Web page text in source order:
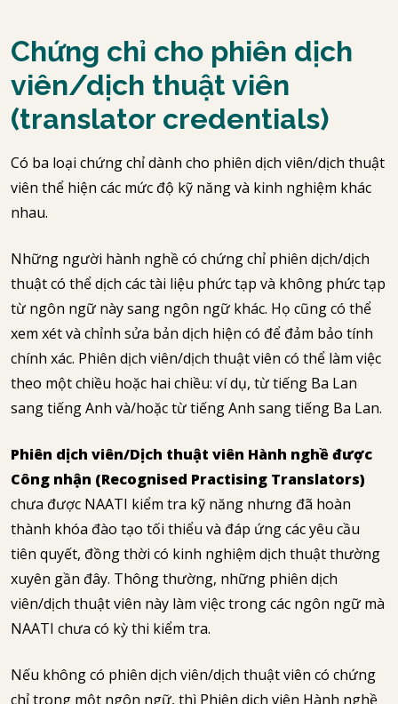
Chứng chỉ cho phiên dịch
viên/dịch thuật viên
(translator credentials)
Có ba loại chứng chỉ dành cho phiên dịch viên/dịch thuật
viên thể hiện các mức độ kỹ năng và kinh nghiệm khác
nhau.
Những người hành nghề có chứng chỉ phiên dịch/dịch
thuật có thể dịch các tài liệu phức tạp và không phức tạp
từ ngôn ngữ này sang ngôn ngữ khác. Họ cũng có thể
xem xét và chỉnh sửa bản dịch hiện có để đảm bảo tính
chính xác. Phiên dịch viên/dịch thuật viên có thể làm việc
theo một chiều hoặc hai chiều: ví dụ, từ tiếng Ba Lan
sang tiếng Anh và/hoặc từ tiếng Anh sang tiếng Ba Lan.
Phiên dịch viên/Dịch thuật viên Hành nghề được
Công nhận (Recognised Practising Translators)
chưa được NAATI kiểm tra kỹ năng nhưng đã hoàn
thành khóa đào tạo tối thiểu và đáp ứng các yêu cầu
tiên quyết, đồng thời có kinh nghiệm dịch thuật thường
xuyên gần đây. Thông thường, những phiên dịch
viên/dịch thuật viên này làm việc trong các ngôn ngữ mà
NAATI chưa có kỳ thi kiểm tra.
Nếu không có phiên dịch viên/dịch thuật viên có chứng
chỉ trong một ngôn ngữ, thì Phiên dịch viên Hành nghề